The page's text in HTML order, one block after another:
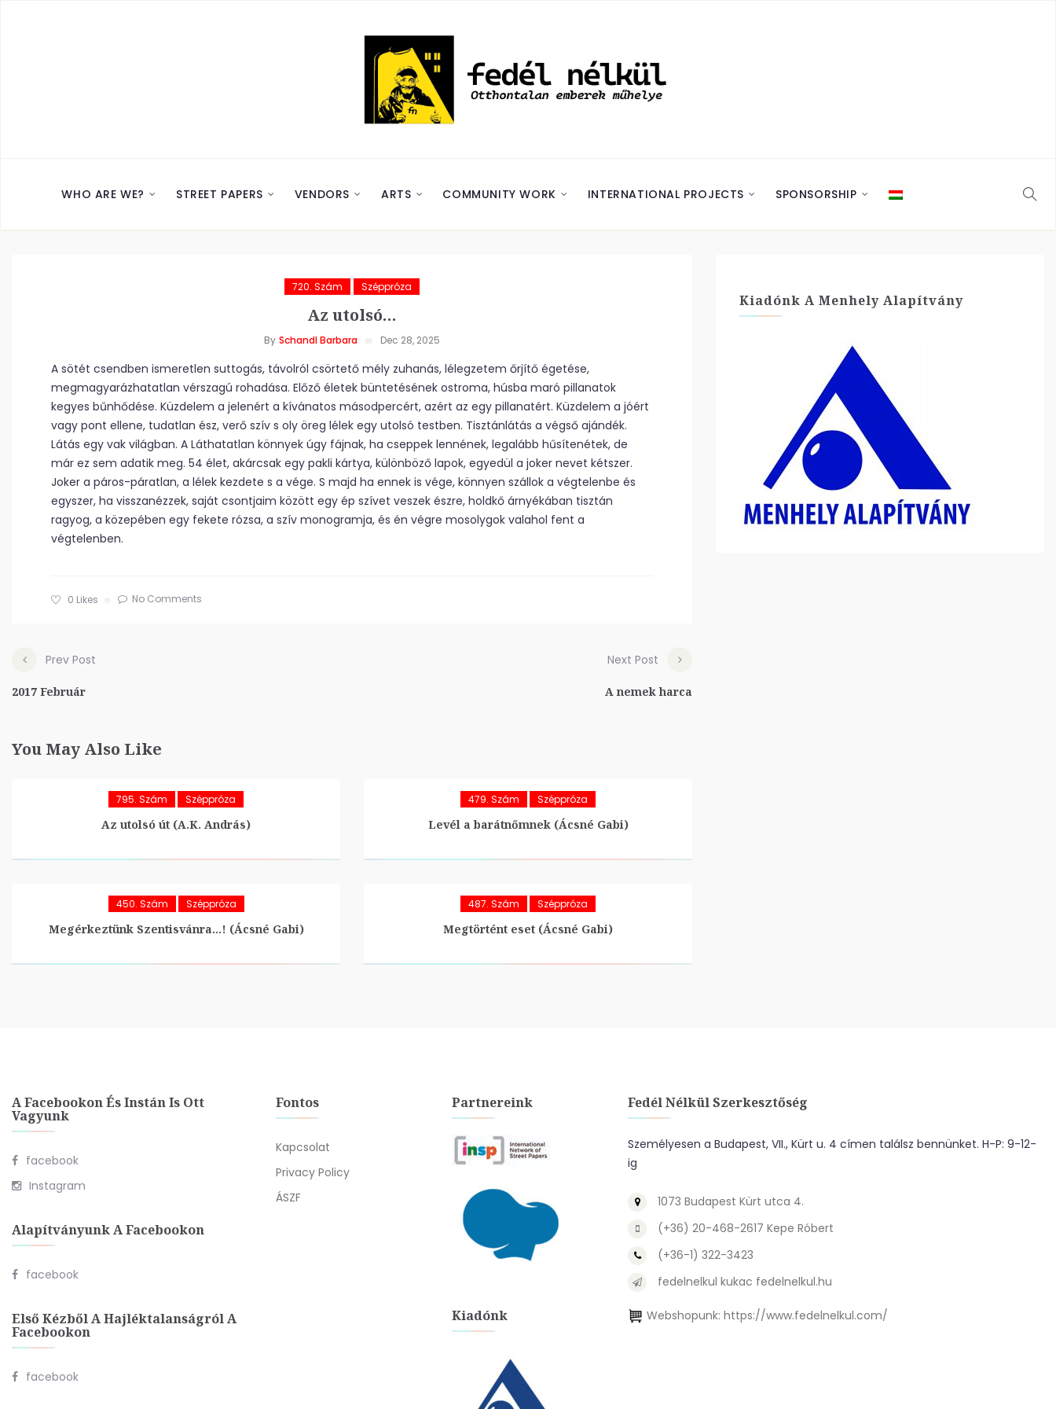
WHO ARE WE? STREET PAPERS VENDORS ARTS COMMUNITY WORK INTERNATIONAL PROJECTS SPONSORSHIP
720. Szám Széppróza
Az utolsó…
By Schandl Barbara Dec 28, 2025
A sötét csendben ismeretlen suttogás, távolról csörtető mély zuhanás, lélegzetem őrjítő égetése,
megmagyarázhatatlan vérszagú rohadása. Előző életek büntetésének ostroma, húsba maró pillanatok
kegyes bűnhődése. Küzdelem a jelenért a kívánatos másodpercért, azért az egy pillanatért. Küzdelem a jóért
vagy pont ellene, tudatlan ész, verő szív s oly öreg lélek egy utolsó testben. Tisztánlátás a végső ajándék.
Látás egy vak világban. A Láthatatlan könnyek úgy fájnak, ha cseppek lennének, legalább hűsítenétek, de
már ez sem adatik meg. 54 élet, akárcsak egy pakli kártya, különböző lapok, egyedül a joker nevet kétszer.
Joker a páros-páratlan, a lélek kezdete s a vége. S majd ha ennek is vége, könnyen szállok a végtelenbe és
egyszer, ha visszanézzek, saját csontjaim között egy ép szívet veszek észre, holdkő árnyékában tisztán
ragyog, a közepében egy fekete rózsa, a szív monogramja, és én végre mosolygok valahol fent a
végtelenben.
0 Likes No Comments
Prev Post
2017 Február
Next Post
A nemek harca
You May Also Like
795. Szám Széppróza
Az utolsó út (A.K. András)
479. Szám Széppróza
Levél a barátnőmnek (Ácsné Gabi)
450. Szám Széppróza
Megérkeztünk Szentisvánra…! (Ácsné Gabi)
487. Szám Széppróza
Megtörtént eset (Ácsné Gabi)
Kiadónk A Menhely Alapítvány
A Facebookon És Instán Is Ott
Vagyunk
facebook
Instagram
Alapítványunk A Facebookon
facebook
Első Kézből A Hajléktalanságról A
Facebookon
facebook
Fontos
Kapcsolat
Privacy Policy
ÁSZF
Partnereink
Kiadónk
Fedél Nélkül Szerkesztőség
Személyesen a Budapest, VII., Kürt u. 4 címen találsz bennünket. H-P: 9-12-
ig
1073 Budapest Kürt utca 4.
(+36) 20-468-2617 Kepe Róbert
(+36-1) 322-3423
fedelnelkul kukac fedelnelkul.hu
Webshopunk: https://www.fedelnelkul.com/